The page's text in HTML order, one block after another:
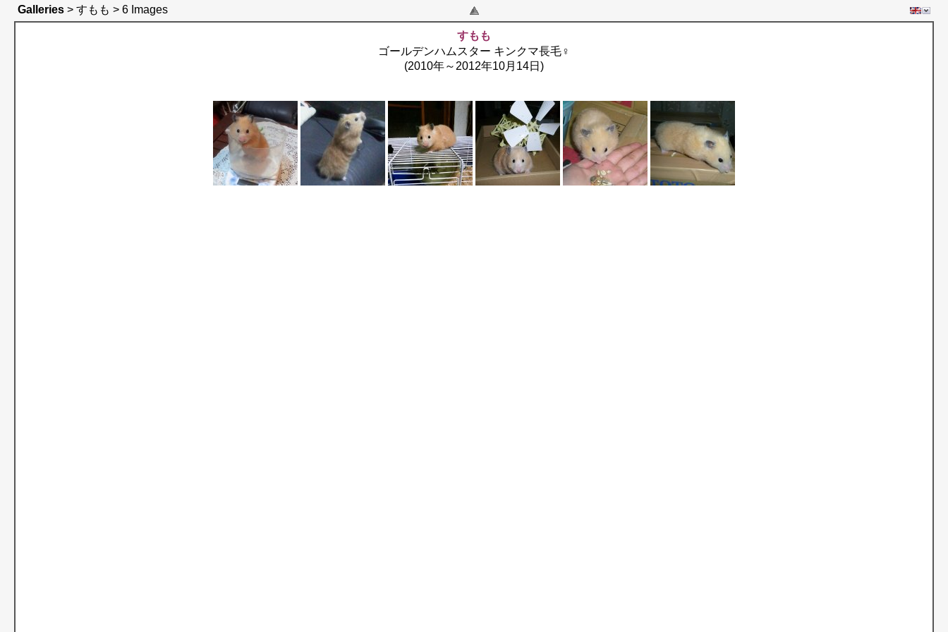
Galleries > すもも > 6 Images
すもも
ゴールデンハムスター キンクマ長毛♀
(2010年～2012年10月14日)